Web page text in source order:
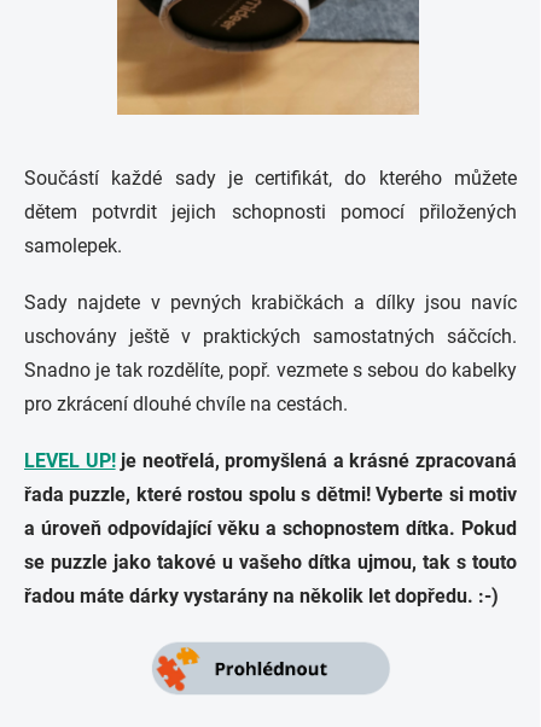
Součástí každé sady je certifikát, do kterého můžete
dětem potvrdit jejich schopnosti pomocí přiložených
samolepek.
Sady najdete v pevných krabičkách a dílky jsou navíc
uschovány ještě v praktických samostatných sáčcích.
Snadno je tak rozdělíte, popř. vezmete s sebou do kabelky
pro zkrácení dlouhé chvíle na cestách.
LEVEL UP!je neotřelá, promyšlená a krásné zpracovaná
řada puzzle, které rostou spolu s dětmi! Vyberte si motiv
a úroveň odpovídající věku a schopnostem dítka. Pokud
se puzzle jako takové u vašeho dítka ujmou, tak s touto
řadou máte dárky vystarány na několik let dopředu. :-)